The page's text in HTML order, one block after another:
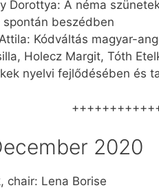
Dorottya: A néma
spontán beszédben
Kódváltás magyar-
Holecz Margit, Tóth
nyelvi fejlődésében és
2020
chair: Lena Borise